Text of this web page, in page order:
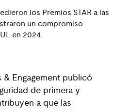
los Premios STAR a las
un compromiso
en 2024.
& Engagement publicó
de primera y
a que las